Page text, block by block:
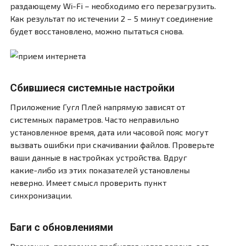
раздающему Wi-Fi – необходимо его перезагрузить.
Как результат по истечении 2 – 5 минут соединение
будет восстановлено, можно пытаться снова.
Сбившиеся системные настройки
Приложение Гугл Плей напрямую зависят от
системных параметров. Часто неправильно
установленное время, дата или часовой пояс могут
вызвать ошибки при скачивании файлов. Проверьте
ваши данные в настройках устройства. Вдруг
какие-либо из этих показателей установлены
неверно. Имеет смысл проверить пункт
синхронизации.
Баги с обновлениями